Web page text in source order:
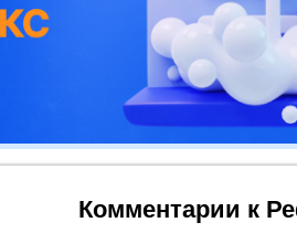
Комментарии к